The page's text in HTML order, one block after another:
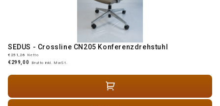
SEDUS - Crossline CN205 Konferenzdrehstuhl
€251,26 Netto
€299,00 Brutto inkl. MwSt.